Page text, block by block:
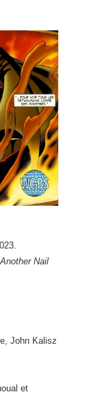
Nail
John Kalisz
et